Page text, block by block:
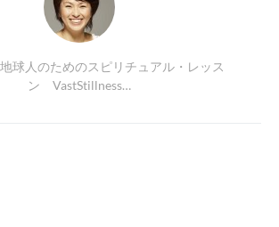
球人のためのスピリチュアル・レッス
ン VastStillness…